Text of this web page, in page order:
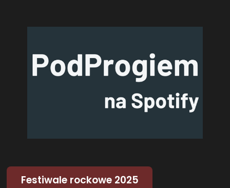
Festiwale rockowe 2025